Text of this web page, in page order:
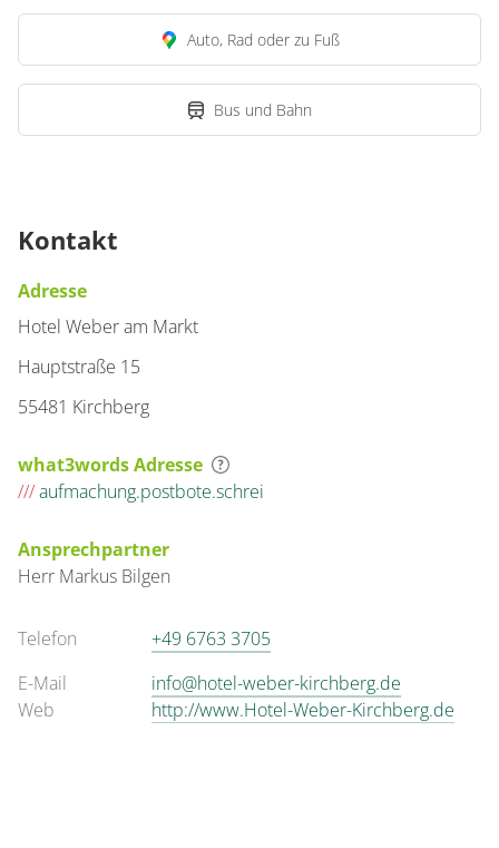
Auto, Rad oder zu Fuß
Bus und Bahn
Kontakt
Adresse
Hotel Weber am Markt
Hauptstraße 15
55481 Kirchberg
what3words Adresse
///aufmachung.postbote.schrei
Ansprechpartner
Herr Markus Bilgen
Telefon
+49 6763 3705
E-Mail
info@hotel-weber-kirchberg.de
Web
http://www.Hotel-Weber-Kirchberg.de